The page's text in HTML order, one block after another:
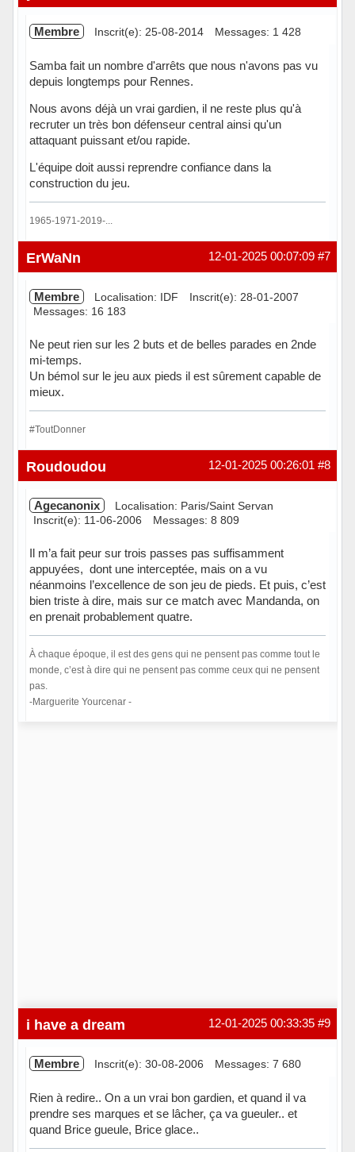
Membre Inscrit(e): 25-08-2014 Messages: 1 428
Samba fait un nombre d'arrêts que nous n'avons pas vu
depuis longtemps pour Rennes.
Nous avons déjà un vrai gardien, il ne reste plus qu'à
recruter un très bon défenseur central ainsi qu'un
attaquant puissant et/ou rapide.
L'équipe doit aussi reprendre confiance dans la
construction du jeu.
1965-1971-2019-...
Hors ligne #7
12-01-2025 00:07:09
ErWaNn
Membre Localisation: IDF
Inscrit(e): 28-01-2007
Messages: 16 183
Ne peut rien sur les 2 buts et de belles parades en 2nde
mi-temps.
Un bémol sur le jeu aux pieds il est sûrement capable de
mieux.
#ToutDonner
Hors ligne #8
12-01-2025 00:26:01
Roudoudou
Agecanonix
Localisation: Paris/Saint Servan
Inscrit(e): 11-06-2006
Messages: 8 809
Il m’a fait peur sur trois passes pas suffisamment
appuyées, dont une interceptée, mais on a vu
néanmoins l’excellence de son jeu de pieds. Et puis, c’est
bien triste à dire, mais sur ce match avec Mandanda, on
en prenait probablement quatre.
À chaque époque, il est des gens qui ne pensent pas comme tout le
monde, c’est à dire qui ne pensent pas comme ceux qui ne pensent
pas.
-Marguerite Yourcenar -
#9
12-01-2025 00:33:35
i have a dream
Membre Inscrit(e): 30-08-2006 Messages: 7 680
Rien à redire.. On a un vrai bon gardien, et quand il va
prendre ses marques et se lâcher, ça va gueuler.. et
quand Brice gueule, Brice glace..